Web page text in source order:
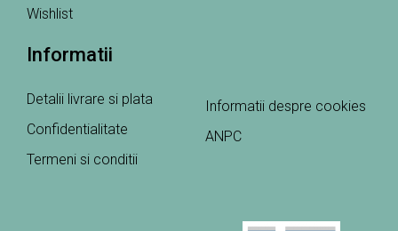
Wishlist
Informatii
Detalii livrare si plata
Confidentialitate
Termeni si conditii
Informatii despre cookies
ANPC